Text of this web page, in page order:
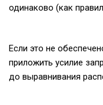
одинаково (как
Если это не
приложить усилие
до выравнивания